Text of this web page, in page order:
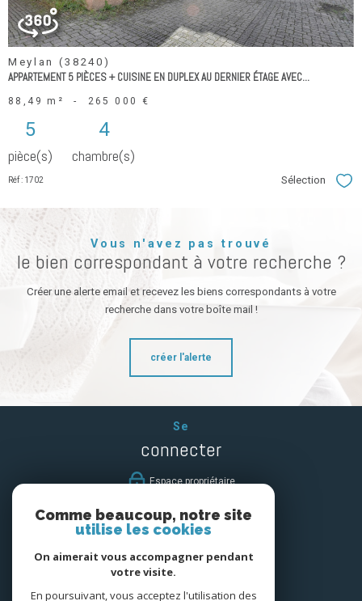
Meylan (38240)
APPARTEMENT 5 PIÈCES + CUISINE EN DUPLEX AU DERNIER ÉTAGE AVEC...
88,49 m² - 265 000 €
5
pièce(s)
4
chambre(s)
Réf : 1702 Sélection
Vous n'avez pas trouvé
le bien correspondant à votre recherche ?
Créer une alerte email et recevez les biens correspondants à votre
recherche dans votre boîte mail !
créer l'alerte
Se
connecter
espace propriétaire
Nous
Comme beaucoup, notre site
utilise les cookies
On aimerait vous accompagner pendant
votre visite.
En poursuivant, vous acceptez l'utilisation des